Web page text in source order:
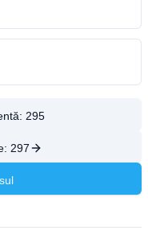
295
297